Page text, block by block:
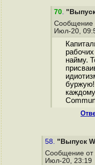
70.
Сообщение
Июл-20,
найму.
буржую!
58. "Выпуск
Сообщение от
Июл-20, 23:19